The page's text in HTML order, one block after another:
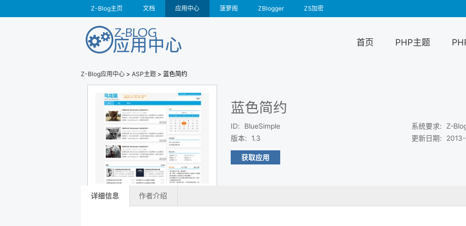
Z-Blog主页 文档 应用中心 菠萝阁 ZBlogger Z5加密
首页 PHP主题
Z-Blog应用中心 > ASP主题 > 蓝色简约
蓝色简约
ID:
BlueSimple
版本: 1.3
系统要求:
Z-
更新日期:
获取应用
详细信息 作者介绍